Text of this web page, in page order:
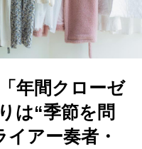
年間クローゼ
は“季節を問
アー奏者・